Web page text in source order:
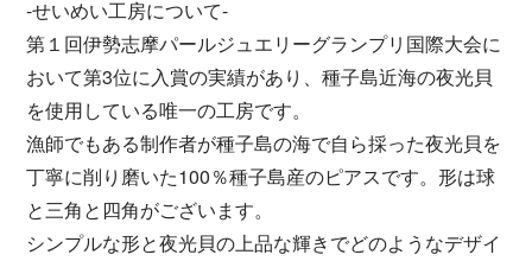
-せいめい工房について-
第１回伊勢志摩パールジュエリーグランプリ国際大会に
おいて第3位に入賞の実績があり、種子島近海の夜光貝
を使用している唯一の工房です。
漁師でもある制作者が種子島の海で自ら採った夜光貝を
丁寧に削り磨いた100％種子島産のピアスです。形は球
と三角と四角がございます。
シンプルな形と夜光貝の上品な輝きでどのようなデザイ